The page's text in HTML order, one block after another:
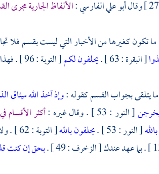
وقالأبو علي الفارسي:الألفاظ الجارية مجرى
تكون كغيرها من الأخبار التي ليست بقسم فلا
[ البقرة : 63 ] . يحلفون لكم[ التوبة : 96 ] . فهذا ونحوه يجوز أن يكون قسما وأن يكون حالا لخلوه من الجواب .
ما يتلقى بجواب القسم كقوله :وإذ أخذ الله ميثاق
[ النور : 53 ] . وقال غيره : أكثر الأقسام
[ النور : 53 ] . يحلفون بالله[ التوبة : 62 ] . ولا تجد الباء مع حذف الفعل ، ومن ثم كان خطأ من جعل قسما بالله
بحق إن كنت